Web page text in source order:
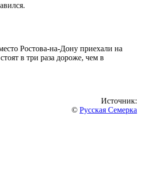
Ростова-на-Дону приехали на
в три раза дороже, чем в
Источник:
© Русская Семерка